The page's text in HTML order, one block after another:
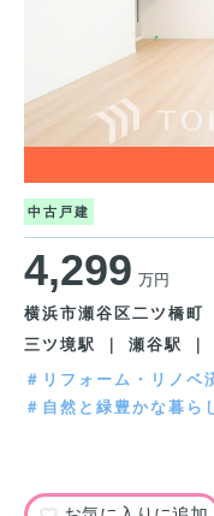
中古戸建
4,299 万円
横浜市瀬谷区二ツ橋町
三ツ境駅 ｜ 瀬谷駅 ｜
＃リフォーム・リノベ
＃自然と緑豊かな暮ら